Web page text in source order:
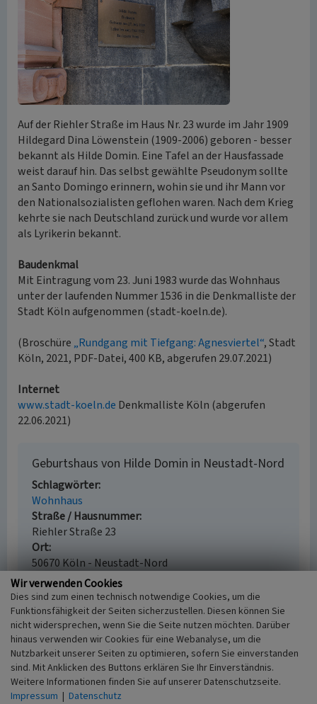
Auf der Riehler Straße im Haus Nr. 23 wurde im Jahr 1909
Hildegard Dina Löwenstein (1909-2006) geboren - besser
bekannt als Hilde Domin. Eine Tafel an der Hausfassade
weist darauf hin. Das selbst gewählte Pseudonym sollte
an Santo Domingo erinnern, wohin sie und ihr Mann vor
den Nationalsozialisten geflohen waren. Nach dem Krieg
kehrte sie nach Deutschland zurück und wurde vor allem
als Lyrikerin bekannt.
Baudenkmal
Mit Eintragung vom 23. Juni 1983 wurde das Wohnhaus
unter der laufenden Nummer 1536 in die Denkmalliste der
Stadt Köln aufgenommen (stadt-koeln.de).
(Broschüre „Rundgang mit Tiefgang: Agnesviertel“, Stadt
Köln, 2021, PDF-Datei, 400 KB, abgerufen 29.07.2021)
Internet
www.stadt-koeln.de Denkmalliste Köln (abgerufen
22.06.2021)
Geburtshaus von Hilde Domin in Neustadt-Nord
Schlagwörter
Wohnhaus
Straße / Hausnummer
Riehler Straße 23
Ort
50670 Köln - Neustadt-Nord
Fachsicht(en)
Denkmalpflege, Landeskunde
Erfassungsmaßstab
Keine Angabe
Erfassungsmethode
Literaturauswertung
Wir verwenden Cookies
Dies sind zum einen technisch notwendige Cookies, um die
Funktionsfähigkeit der Seiten sicherzustellen. Diesen können Sie
nicht widersprechen, wenn Sie die Seite nutzen möchten. Darüber
hinaus verwenden wir Cookies für eine Webanalyse, um die
Nutzbarkeit unserer Seiten zu optimieren, sofern Sie einverstanden
sind. Mit Anklicken des Buttons erklären Sie Ihr Einverständnis.
Weitere Informationen finden Sie auf unserer Datenschutzseite.
Impressum | Datenschutz